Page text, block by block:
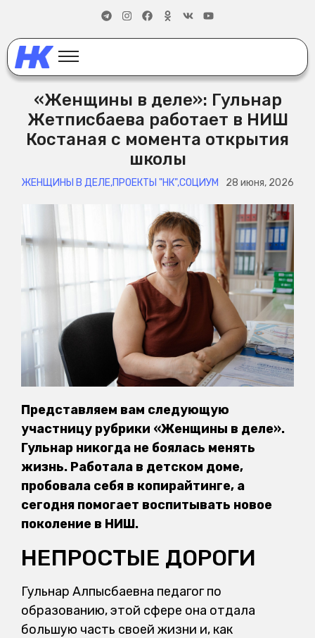
«Женщины в деле»: Гульнар
Жетписбаева работает в НИШ
Костаная с момента открытия
школы
ЖЕНЩИНЫ В ДЕЛЕ,ПРОЕКТЫ "НК",СОЦИУМ 28 июня, 2026
Представляем вам следующую
участницу рубрики «Женщины в деле».
Гульнар никогда не боялась менять
жизнь. Работала в детском доме,
пробовала себя в копирайтинге, а
сегодня помогает воспитывать новое
поколение в НИШ.
НЕПРОСТЫЕ ДОРОГИ
Гульнар Алпысбаевна педагог по
образованию, этой сфере она отдала
большую часть своей жизни и, как